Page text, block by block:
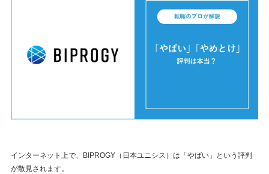
インターネット上で、BIPROGY（日本ユニシス）は「やばい」という評判
が散見されます。